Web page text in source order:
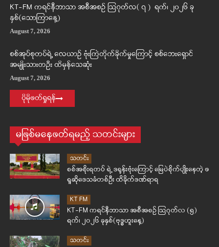
KT-FM ကရင်နီဘာသာ အစီအစဉ် ဩဂုတ်လ( ၇ ) ရက်၊ ၂၀၂၆ ခု
နှစ်(သောကြာနေ့)
August 7, 2026
စစ်အုပ်စုတပ်ရဲ့ လေယာဉ် ဗုံးကြဲတိုက်ခိုက်မှုကြောင့် စစ်ဘေးရှောင်
အမျိုးသားတဦး ထိမှန်သေဆုံး
August 7, 2026
ပိုမိုဖတ်ရှုရန်
မဖြစ်မနေဖတ်ရမည့် သတင်းများ
သတင်း
စစ်အစိုးရတပ် ရဲ့ ဒရုန်းဗုံးကြောင့် မြေပဲစိုက်ပျိုးနေတဲ့ ဖ
ရူဆိုဒေသခံတစ်ဦး ထိခိုက်ဒဏ်ရာရ
KT FM
KT-FM ကရင်နီဘာသာ အစီအစဉ် ဩဂုတ်လ (၅)
ရက်၊ ၂၀၂၆ ခုနှစ်(ဗုဒ္ဓဟူးနေ့)
သတင်း